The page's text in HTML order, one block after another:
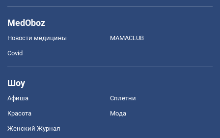
MedOboz
Новости медицины MAMACLUB
Covid
Шоу
Афиша Сплетни
Красота Мода
Женский Журнал